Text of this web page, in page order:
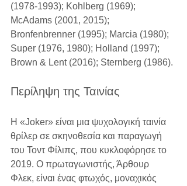
(1978-1993); Kohlberg (1969);
McAdams (2001, 2015);
Bronfenbrenner (1995); Marcia (1980);
Super (1976, 1980); Holland (1997);
Brown & Lent (2016); Sternberg (1986).
Περίληψη της Ταινίας
Η «Joker» είναι μια ψυχολογική ταινία
θρίλερ σε σκηνοθεσία και παραγωγή
του Τοντ Φίλιπς, που κυκλοφόρησε το
2019. Ο πρωταγωνιστής, Άρθουρ
Φλεκ, είναι ένας φτωχός, μοναχικός